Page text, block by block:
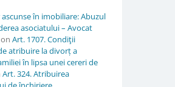
în imobiliare: Abuzul
asociatului – Avocat
Art. 1707. Condiţii
atribuire la divorț a
în lipsa unei cereri de
Art. 324. Atribuirea